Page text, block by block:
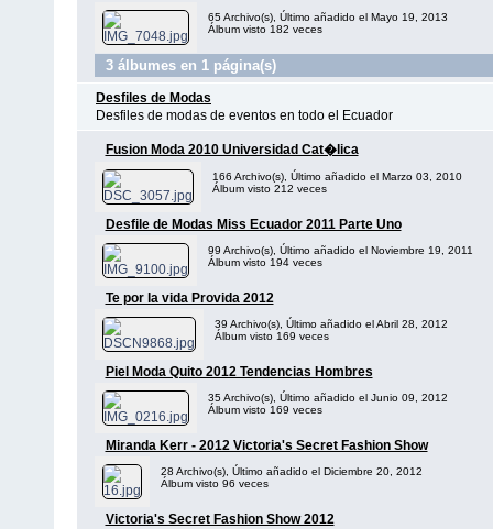
65 Archivo(s), Último añadido el Mayo 19, 2013
Álbum visto 182 veces
3 álbumes en 1 página(s)
Desfiles de Modas
Desfiles de modas de eventos en todo el Ecuador
Fusion Moda 2010 Universidad Cat�lica
166 Archivo(s), Último añadido el Marzo 03, 2010
Álbum visto 212 veces
Desfile de Modas Miss Ecuador 2011 Parte Uno
99 Archivo(s), Último añadido el Noviembre 19, 2011
Álbum visto 194 veces
Te por la vida Provida 2012
39 Archivo(s), Último añadido el Abril 28, 2012
Álbum visto 169 veces
Piel Moda Quito 2012 Tendencias Hombres
35 Archivo(s), Último añadido el Junio 09, 2012
Álbum visto 169 veces
Miranda Kerr - 2012 Victoria's Secret Fashion Show
28 Archivo(s), Último añadido el Diciembre 20, 2012
Álbum visto 96 veces
Victoria's Secret Fashion Show 2012